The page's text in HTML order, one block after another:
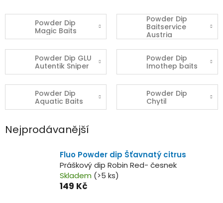
Powder Dip
Magic Baits
Powder Dip
Baitservice
Austria
Powder Dip GLU
Autentik Sniper
Powder Dip
Imothep baits
Powder Dip
Aquatic Baits
Powder Dip
Chytil
Nejprodávanější
Fluo Powder dip Šťavnatý citrus
Práškový dip Robin Red- česnek
Skladem (>5 ks)
149 Kč